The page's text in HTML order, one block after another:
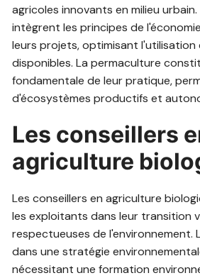
agricoles innovants en milieu
intègrent les principes de
leurs projets, optimisant l'utilisation
disponibles. La permaculture
fondamentale de leur pratique,
d'écosystèmes productifs et
Les conseillers
agriculture
Les conseillers en agriculture
les exploitants dans leur transition
respectueuses de l'environnement.
dans une stratégie
nécessitant une formation